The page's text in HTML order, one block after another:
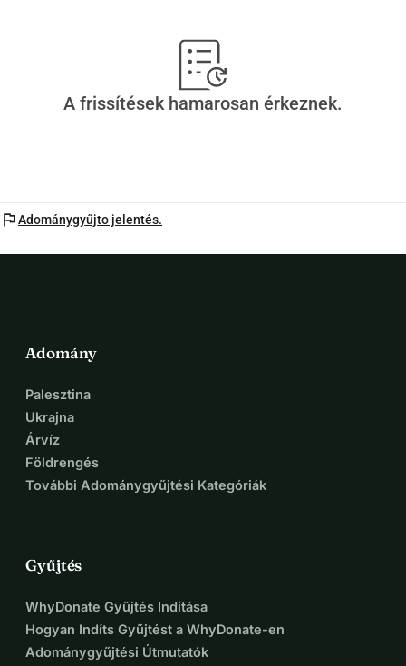
A frissítések hamarosan érkeznek.
flagAdománygyűjto jelentés.
Adomány
Palesztina
Ukrajna
Árvíz
Földrengés
További Adománygyűjtési Kategóriák
Gyűjtés
WhyDonate Gyűjtés Indítása
Hogyan Indíts Gyűjtést a WhyDonate-en
Adománygyűjtési Útmutatók